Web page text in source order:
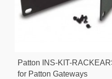
Patton INS-KIT-
for Patton Gateways